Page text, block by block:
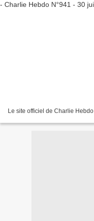
Le site officiel de Charlie Hebdo